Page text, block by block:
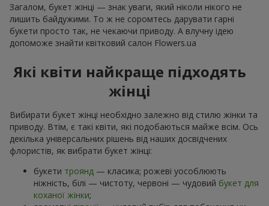
Загалом, букет жінці — знак уваги, який ніколи нікого не
лишить байдужими. То ж не соромтесь дарувати гарні
букети просто так, не чекаючи приводу. А влучну ідею
допоможе знайти квітковий салон Flowers.ua
Які квіти найкраще підходять
жінці
Вибирати букет жінці необхідно залежно від стилю жінки та
приводу. Втім, є такі квіти, які подобаються майже всім. Ось
декілька універсальних рішень від наших досвідчених
флористів, як вибрати букет жінці:
букети троянд — класика; рожеві уособлюють
ніжність, білі — чистоту, червоні — чудовий букет для
коханої жінки;